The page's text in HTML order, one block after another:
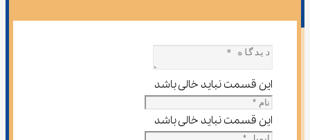
این قسمت نباید خالی باشد
این قسمت نباید خالی باشد